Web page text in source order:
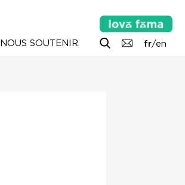
fr/en
NOUS SOUTENIR